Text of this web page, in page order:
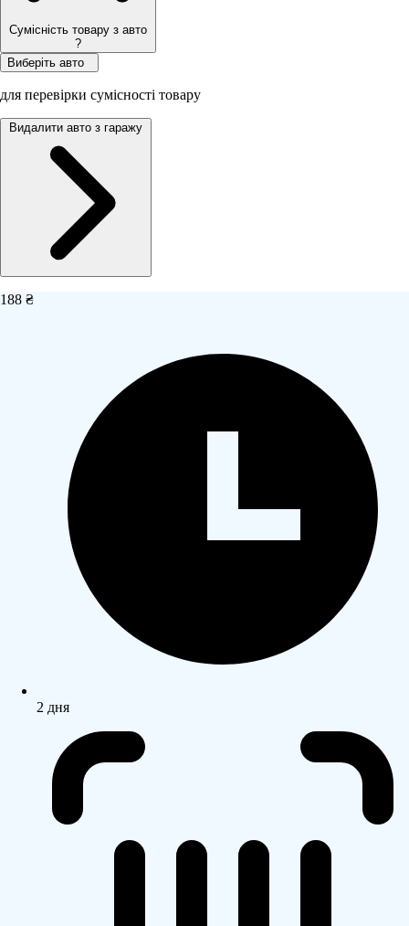
Сумісність товару з авто
?
Виберіть авто
для перевірки сумісності товару
Видалити авто з гаражу
188 ₴
2 дня